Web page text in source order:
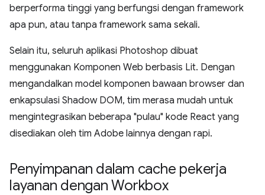
berperforma tinggi yang berfungsi dengan framework
apa pun, atau tanpa framework sama sekali.
Selain itu, seluruh aplikasi Photoshop dibuat
menggunakan Komponen Web berbasis Lit. Dengan
mengandalkan model komponen bawaan browser dan
enkapsulasi Shadow DOM, tim merasa mudah untuk
mengintegrasikan beberapa "pulau" kode React yang
disediakan oleh tim Adobe lainnya dengan rapi.
Penyimpanan dalam cache pekerja
layanan dengan Workbox